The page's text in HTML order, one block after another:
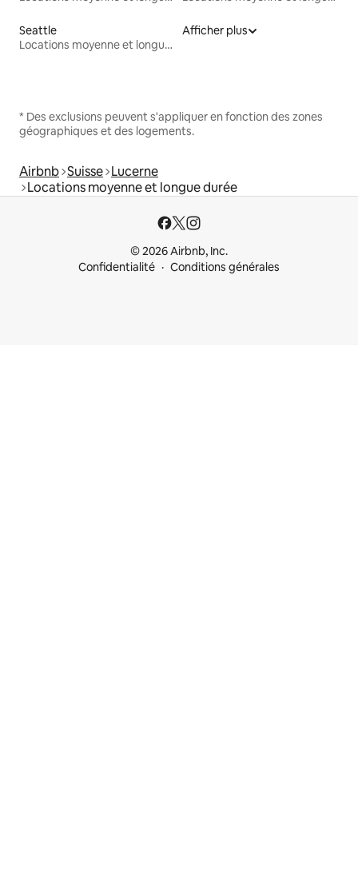
Seattle
Locations moyenne et longue durée
Afficher plus
* Des exclusions peuvent s'appliquer en fonction des zones
géographiques et des logements.
Airbnb Suisse Lucerne
Locations moyenne et longue durée
© 2026 Airbnb, Inc.
Confidentialité
Conditions générales